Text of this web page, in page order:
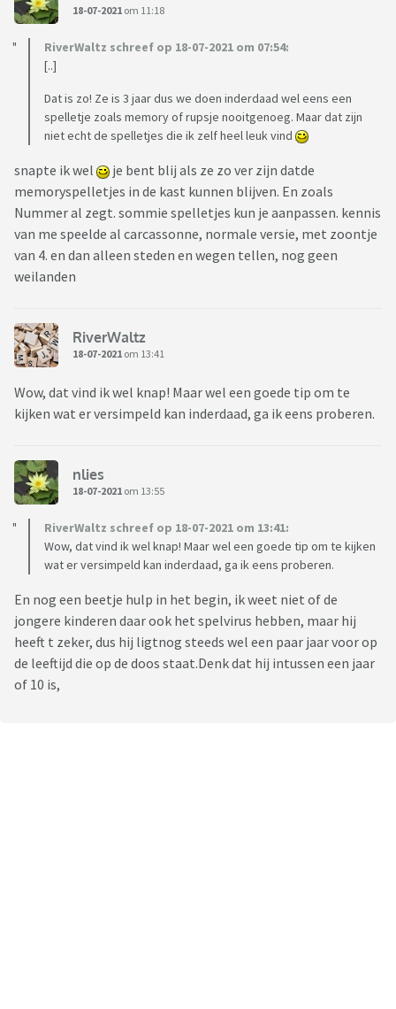
Stel je vraag, geef je opmerkingen en laat je verrassen door
de spelkennis van andere forummers 😃
Veel plezier!
P.S. puzzels mogen ook
18-07-2021 om 11:18
RiverWaltz schreef op 18-07-2021 om 07:54:
[..]
Dat is zo! Ze is 3 jaar dus we doen inderdaad wel eens een
spelletje zoals memory of rupsje nooitgenoeg. Maar dat zijn
niet echt de spelletjes die ik zelf heel leuk vind
snapte ik wel
je bent blij als ze zo ver zijn datde
memoryspelletjes in de kast kunnen blijven. En zoals
Nummer al zegt. sommie spelletjes kun je aanpassen. kennis
van me speelde al carcassonne, normale versie, met zoontje
van 4. en dan alleen steden en wegen tellen, nog geen
weilanden
RiverWaltz
18-07-2021 om 13:41
Wow, dat vind ik wel knap! Maar wel een goede tip om te
kijken wat er versimpeld kan inderdaad, ga ik eens proberen.
nlies
18-07-2021 om 13:55
RiverWaltz schreef op 18-07-2021 om 13:41:
Wow, dat vind ik wel knap! Maar wel een goede tip om te kijken
wat er versimpeld kan inderdaad, ga ik eens proberen.
En nog een beetje hulp in het begin, ik weet niet of de
jongere kinderen daar ook het spelvirus hebben, maar hij
heeft t zeker, dus hij ligtnog steeds wel een paar jaar voor op
de leeftijd die op de doos staat.Denk dat hij intussen een jaar
of 10 is,